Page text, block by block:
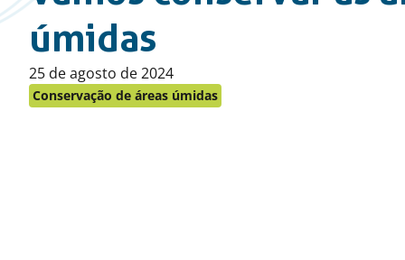
úmidas
Published
on:
25 de agosto de 2024
Conservação de áreas úmidas